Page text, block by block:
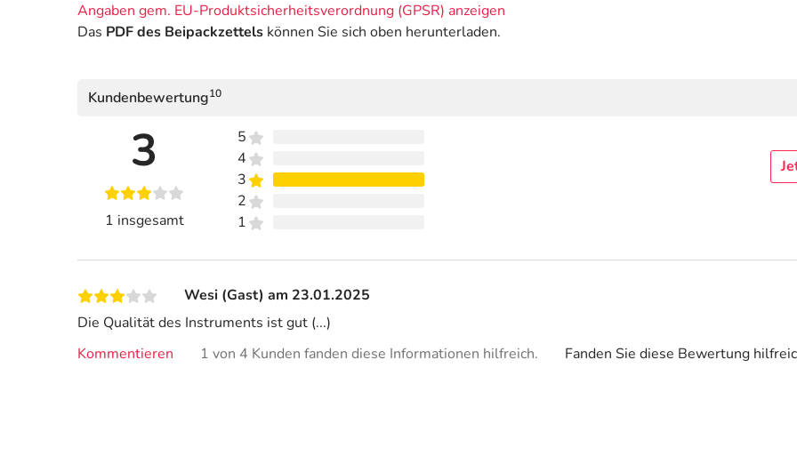
Angaben gem. EU-Produktsicherheitsverordnung (GPSR) anzeigen
Das PDF des Beipackzettels können Sie sich oben herunterladen.
Kundenbewertung10
3
1 insgesamt
5
4
3
2
1
Wesi (Gast) am 23.01.2025
Die Qualität des Instruments ist gut (...)
Kommentieren
1 von 4 Kunden fanden diese Informationen hilfreich. Fanden Sie diese Bewertung